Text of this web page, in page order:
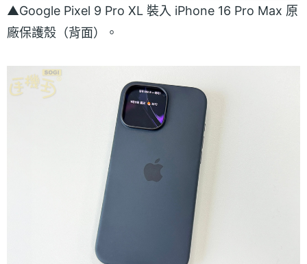
▲Google Pixel 9 Pro XL 裝入 iPhone 16 Pro Max 原
廠保護殼（背面）。